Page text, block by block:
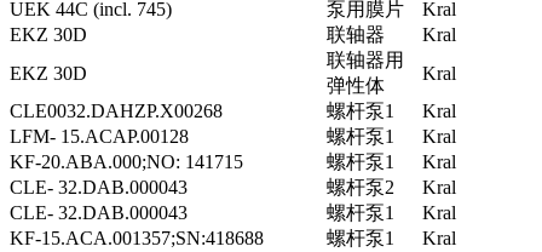
UEK 44C (incl. 745)
泵用膜片
Kral
EKZ 30D
联轴器
Kral
EKZ 30D
联轴器用
弹性体
Kral
CLE0032.DAHZP.X00268
螺杆泵1
Kral
LFM- 15.ACAP.00128
螺杆泵1
Kral
KF-20.ABA.000;NO: 141715
螺杆泵1
Kral
CLE- 32.DAB.000043
螺杆泵2
Kral
CLE- 32.DAB.000043
螺杆泵1
Kral
KF-15.ACA.001357;SN:418688
螺杆泵1
Kral